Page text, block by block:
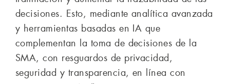
decisiones. Esto, mediante analítica avanzada
y herramientas basadas en IA que
complementan la toma de decisiones de la
SMA, con resguardos de privacidad,
seguridad y transparencia, en línea con